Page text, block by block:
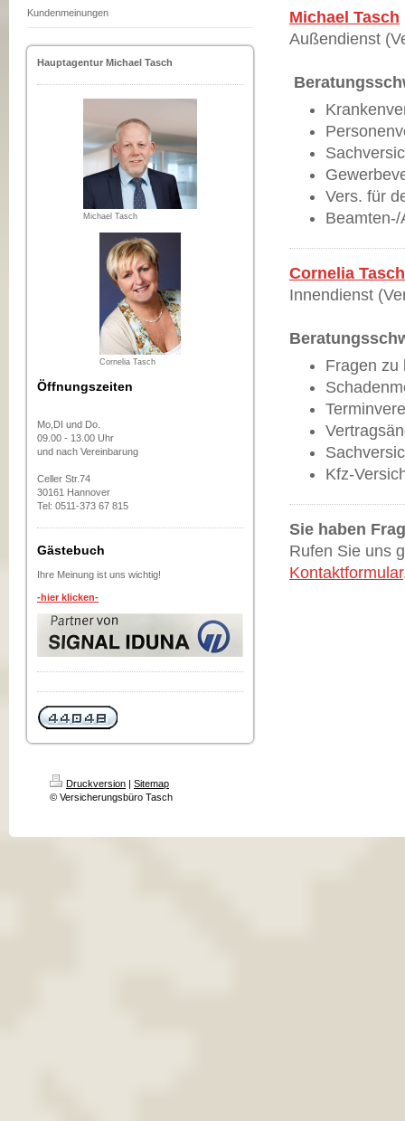
Kundenmeinungen
Hauptagentur Michael Tasch
Michael Tasch
Cornelia Tasch
Öffnungszeiten
Mo,DI und Do.
09.00 - 13.00 Uhr
und nach Vereinbarung
Celler Str.74
30161 Hannover
Tel: 0511-373 67 815
Gästebuch
Ihre Meinung ist uns wichtig!
-hier klicken-
Michael Tasch
Außendienst
Vers. für
Cornelia Tasch
Innendienst
Fragen zu
Kfz-
Sie haben
Rufen Sie uns
Kontaktformular
Druckversion | Sitemap
© Versicherungsbüro Tasch